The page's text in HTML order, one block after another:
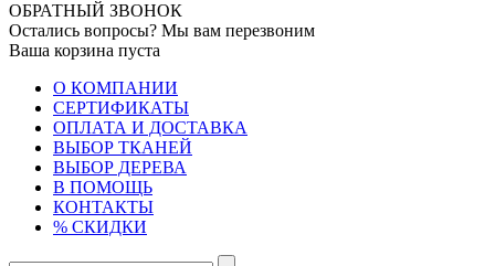
ОБРАТНЫЙ ЗВОНОК
Остались вопросы? Мы вам перезвоним
Ваша корзина пуста
О КОМПАНИИ
СЕРТИФИКАТЫ
ОПЛАТА И ДОСТАВКА
ВЫБОР ТКАНЕЙ
ВЫБОР ДЕРЕВА
В ПОМОЩЬ
КОНТАКТЫ
% СКИДКИ